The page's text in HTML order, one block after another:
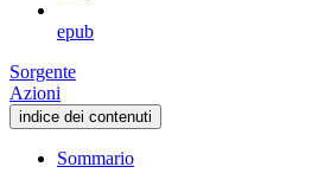
epub
Sorgente
Azioni
indice dei contenuti
Sommario